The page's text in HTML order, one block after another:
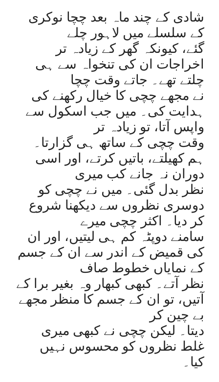
شادی کے چند ماہ بعد چچا نوکری
کے سلسلے میں لاہور چلے
گئے، کیونکہ گھر کے زیادہ تر
اخراجات ان کی تنخواہ سے ہی
چلتے تھے۔ جاتے وقت چچا
نے مجھے چچی کا خیال رکھنے کی
ہدایت کی۔ میں جب اسکول سے
واپس آتا، تو زیادہ تر
وقت چچی کے ساتھ ہی گزارتا۔
ہم کھیلتے، باتیں کرتے، اور اسی
دوران نہ جانے کب میری
نظر بدل گئی۔ میں نے چچی کو
دوسری نظروں سے دیکھنا شروع
کر دیا۔ اکثر چچی میرے
سامنے دوپٹہ کم ہی لیتیں، اور ان
کی قمیض کے اندر سے ان کے جسم
کے نمایاں خطوط صاف
نظر آتے۔ کبھی کبھار وہ بغیر برا کے
آتیں، تو ان کے جسم کا منظر مجھے
بے چین کر
دیتا۔ لیکن چچی نے کبھی میری
غلط نظروں کو محسوس نہیں
کیا۔